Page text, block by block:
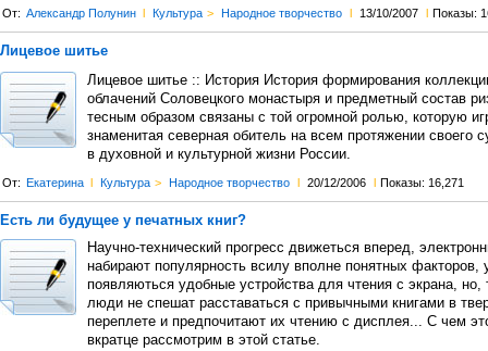
От: Александр Полунин l Культура > Народное творчество l 13/10/2007 l Показы:
Лицевое шитье
Лицевое шитье :: История История формирования
облачений Соловецкого монастыря и предметный состав
тесным образом связаны с той огромной ролью, которую
знаменитая северная обитель на всем протяжении своего
в духовной и культурной жизни России.
От: Екатерина l Культура > Народное творчество l 20/12/2006 l Показы: 16,271
Есть ли будущее у печатных книг?
Научно-технический прогресс движеться вперед,
набирают популярность всилу вполне понятных факторов,
появляються удобные устройства для чтения с экрана,
люди не спешат расставаться с привычными книгами в
переплете и предпочитают их чтению с дисплея... С чем
вкратце рассмотрим в этой статье.